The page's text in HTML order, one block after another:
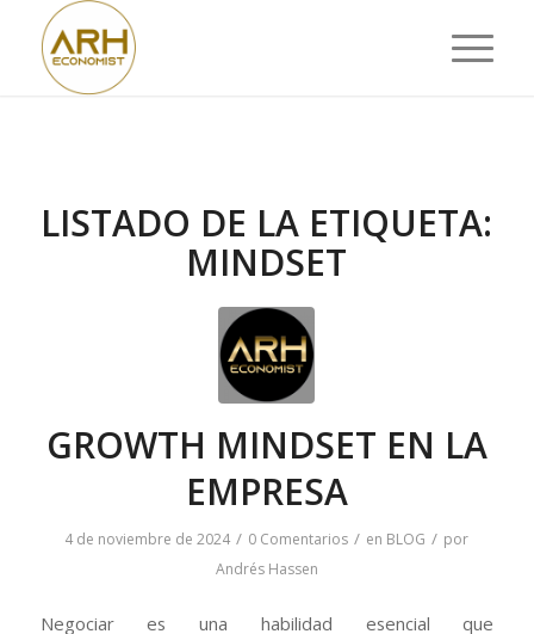
LISTADO DE LA ETIQUETA:
MINDSET
GROWTH MINDSET EN LA
EMPRESA
4 de noviembre de 2024 / 0 Comentarios / en BLOG / por
Andrés Hassen
Negociar es una habilidad esencial que